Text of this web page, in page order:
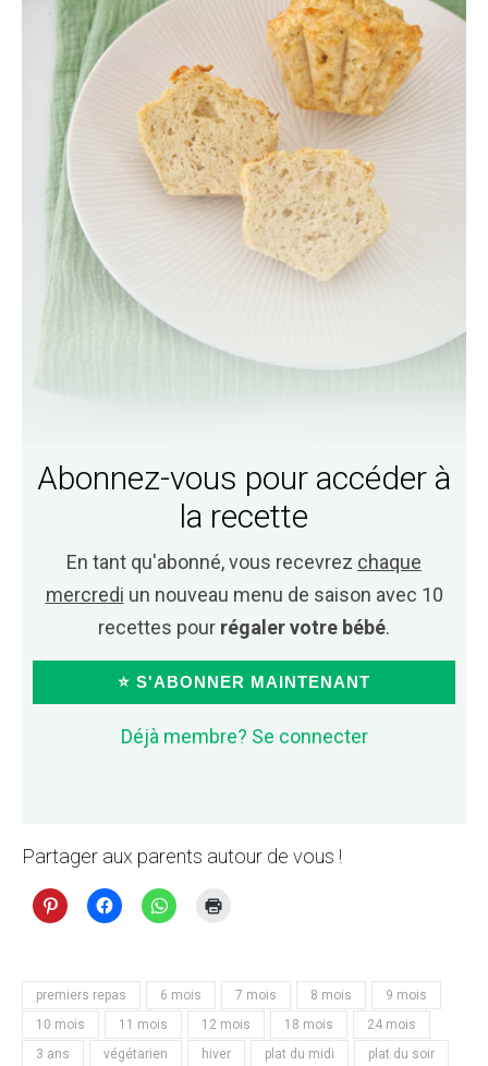
Abonnez-vous pour accéder à
la recette
En tant qu'abonné, vous recevrez chaque
mercredi un nouveau menu de saison avec 10
recettes pour régaler votre bébé.
⭐ S'ABONNER MAINTENANT
Déjà membre? Se connecter
Partager aux parents autour de vous !
premiers repas 6 mois 7 mois 8 mois
9 mois
10 mois
11 mois 12 mois 18 mois
24 mois
3 ans
végétarien hiver plat du midi
plat du soir